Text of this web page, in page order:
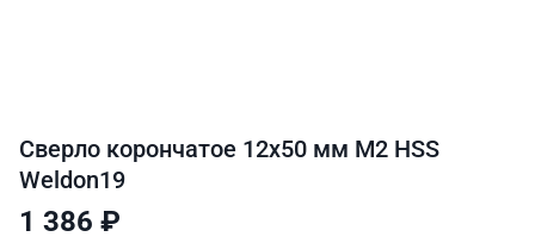
Сверло корончатое 12х50 мм M2 HSS
Weldon19
1 386 ₽